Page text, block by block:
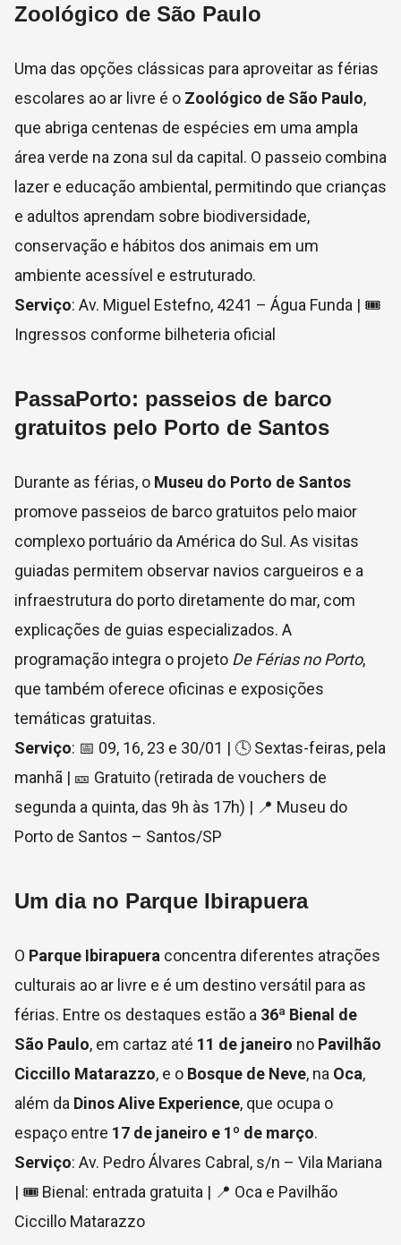
Zoológico de São Paulo
Uma das opções clássicas para aproveitar as férias
escolares ao ar livre é o Zoológico de São Paulo,
que abriga centenas de espécies em uma ampla
área verde na zona sul da capital. O passeio combina
lazer e educação ambiental, permitindo que crianças
e adultos aprendam sobre biodiversidade,
conservação e hábitos dos animais em um
ambiente acessível e estruturado.
Serviço: Av. Miguel Estefno, 4241 – Água Funda | 🎟
Ingressos conforme bilheteria oficial
PassaPorto: passeios de barco
gratuitos pelo Porto de Santos
Durante as férias, o Museu do Porto de Santos
promove passeios de barco gratuitos pelo maior
complexo portuário da América do Sul. As visitas
guiadas permitem observar navios cargueiros e a
infraestrutura do porto diretamente do mar, com
explicações de guias especializados. A
programação integra o projeto De Férias no Porto,
que também oferece oficinas e exposições
temáticas gratuitas.
Serviço: 📅 09, 16, 23 e 30/01 | 🕓 Sextas-feiras, pela
manhã | 🎫 Gratuito (retirada de vouchers de
segunda a quinta, das 9h às 17h) | 📍 Museu do
Porto de Santos – Santos/SP
Um dia no Parque Ibirapuera
O Parque Ibirapuera concentra diferentes atrações
culturais ao ar livre e é um destino versátil para as
férias. Entre os destaques estão a 36ª Bienal de
São Paulo, em cartaz até 11 de janeiro no Pavilhão
Ciccillo Matarazzo, e o Bosque de Neve, na Oca,
além da Dinos Alive Experience, que ocupa o
espaço entre 17 de janeiro e 1º de março.
Serviço: Av. Pedro Álvares Cabral, s/n – Vila Mariana
| 🎟 Bienal: entrada gratuita | 📍 Oca e Pavilhão
Ciccillo Matarazzo